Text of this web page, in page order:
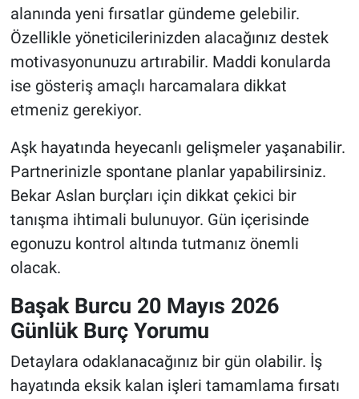
alanında yeni fırsatlar gündeme gelebilir.
Özellikle yöneticilerinizden alacağınız destek
motivasyonunuzu artırabilir. Maddi konularda
ise gösteriş amaçlı harcamalara dikkat
etmeniz gerekiyor.
Aşk hayatında heyecanlı gelişmeler yaşanabilir.
Partnerinizle spontane planlar yapabilirsiniz.
Bekar Aslan burçları için dikkat çekici bir
tanışma ihtimali bulunuyor. Gün içerisinde
egonuzu kontrol altında tutmanız önemli
olacak.
Başak Burcu 20 Mayıs 2026
Günlük Burç Yorumu
Detaylara odaklanacağınız bir gün olabilir. İş
hayatında eksik kalan işleri tamamlama fırsatı